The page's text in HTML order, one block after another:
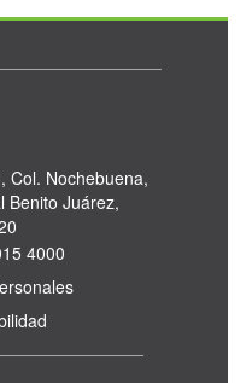
Col. Nochebuena,
Benito Juárez,
4000